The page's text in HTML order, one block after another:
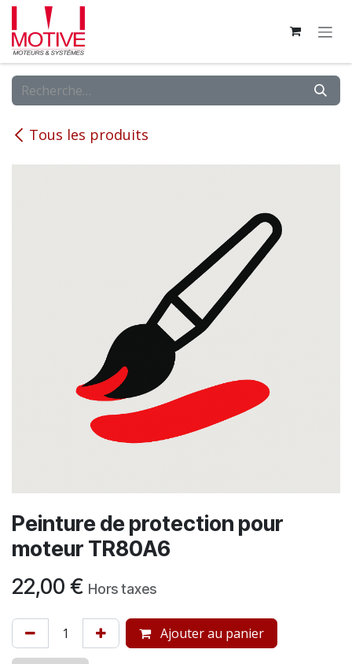
Se rendre au contenu
Tous les produits
Peinture de protection pour
moteur TR80A6
22,00 € Hors taxes
Ajouter au panier